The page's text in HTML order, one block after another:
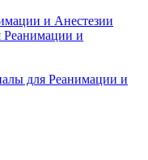
и Анестезии
Реанимации и
для Реанимации и